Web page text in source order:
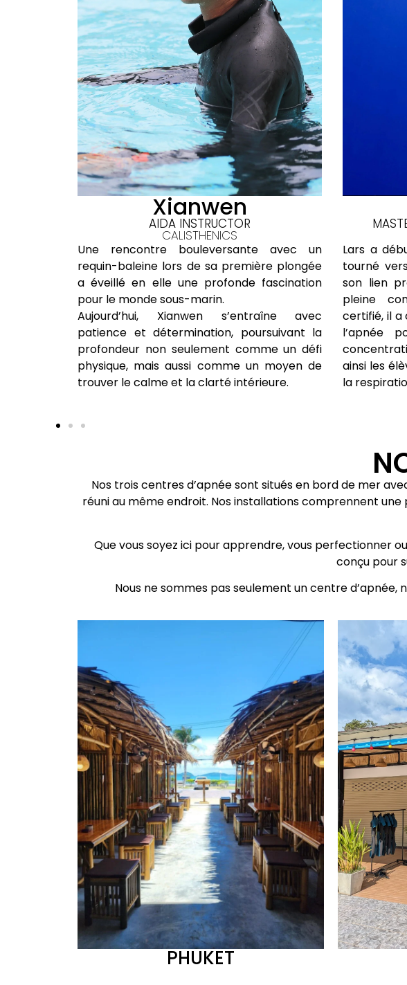
Xianwen
AIDA INSTRUCTOR
CALISTHENICS
Une rencontre bouleversante avec un
requin-baleine lors de sa première plongée
a éveillé en elle une profonde fascination
pour le monde sous-marin.
Aujourd’hui, Xianwen s’entraîne avec
patience et détermination, poursuivant la
profondeur non seulement comme un défi
physique, mais aussi comme un moyen de
trouver le calme et la clarté intérieure.
Lars a
tourné
son lien
pleine
certifié, il a
l’apnée
ainsi les
la
Nos trois centres d’apnée sont situés en bord de mer
réuni au même endroit. Nos installations comprennent
Que vous soyez ici pour apprendre, vous perfectionner
conçu pour
Nous ne sommes pas seulement un centre
PHUKET